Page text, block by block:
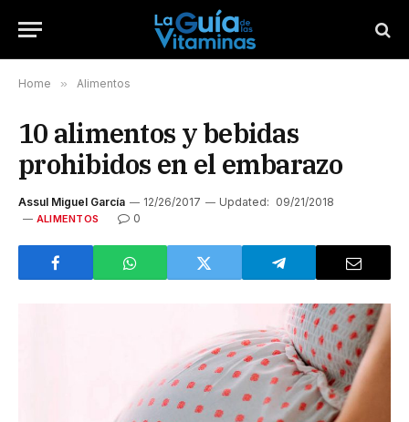
Home » Alimentos
10 alimentos y bebidas
prohibidos en el embarazo
Assul Miguel García 12/26/2017 Updated: 09/21/2018
ALIMENTOS 0